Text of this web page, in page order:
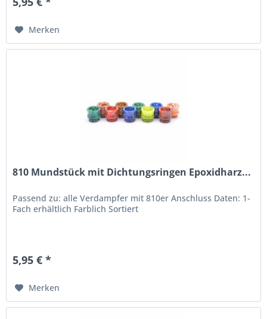
Merken
810 Mundstück mit Dichtungsringen Epoxidharz...
Passend zu: alle Verdampfer mit 810er Anschluss Daten: 1-
Fach erhältlich Farblich Sortiert
5,95 € *
Merken